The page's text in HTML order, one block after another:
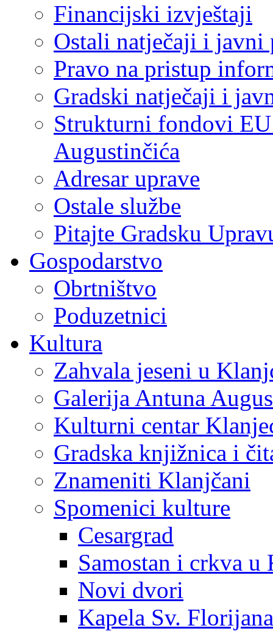
Financijski izvještaji
Ostali natječaji i javni
Pravo na pristup
Gradski natječaji i
Strukturni fondovi
Augustinčića
Adresar uprave
Ostale službe
Pitajte Gradsku
Gospodarstvo
Obrtništvo
Poduzetnici
Kultura
Zahvala jeseni u
Galerija Antuna
Kulturni centar
Gradska knjižnica i
Znameniti Klanjčani
Spomenici kulture
Cesargrad
Samostan i crkva u
Novi dvori
Kapela Sv. Florijana